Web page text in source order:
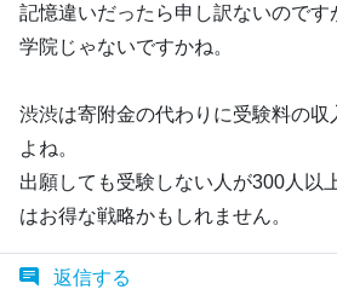
記憶違いだったら申し訳ないのです
学院じゃないですかね。
渋渋は寄附金の代わりに受験料の収
よね。
出願しても受験しない人が300人以
はお得な戦略かもしれません。
返信する